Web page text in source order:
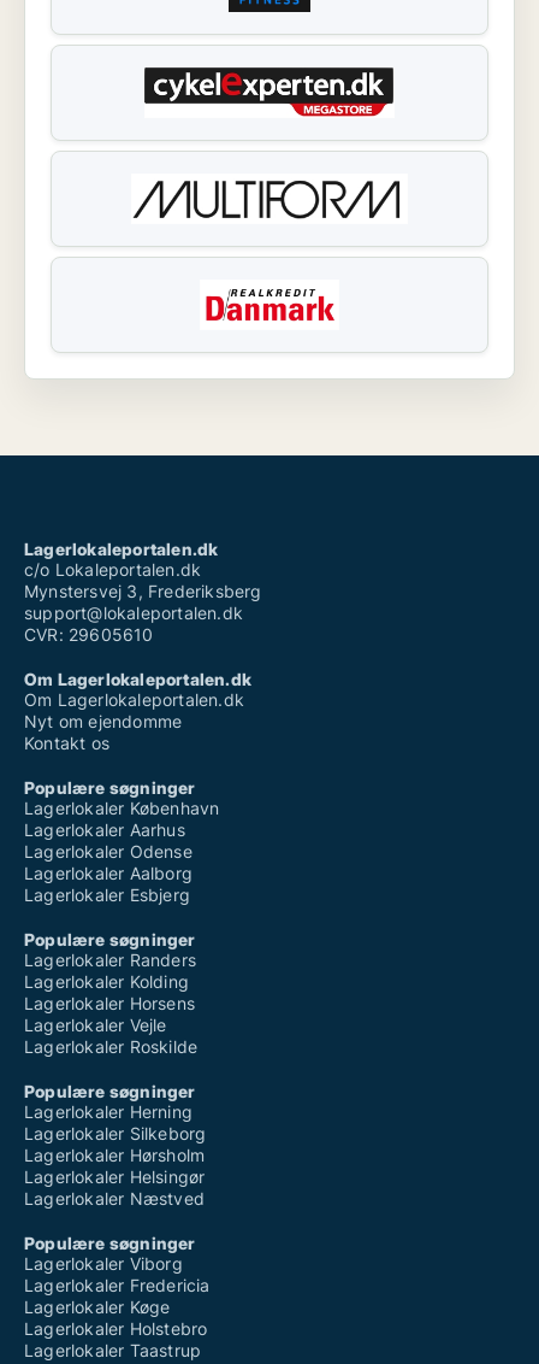
Lagerlokaleportalen.dk
c/o Lokaleportalen.dk
Mynstersvej 3, Frederiksberg
support@lokaleportalen.dk
CVR: 29605610
Om Lagerlokaleportalen.dk
Om Lagerlokaleportalen.dk
Nyt om ejendomme
Kontakt os
Populære søgninger
Lagerlokaler København
Lagerlokaler Aarhus
Lagerlokaler Odense
Lagerlokaler Aalborg
Lagerlokaler Esbjerg
Populære søgninger
Lagerlokaler Randers
Lagerlokaler Kolding
Lagerlokaler Horsens
Lagerlokaler Vejle
Lagerlokaler Roskilde
Populære søgninger
Lagerlokaler Herning
Lagerlokaler Silkeborg
Lagerlokaler Hørsholm
Lagerlokaler Helsingør
Lagerlokaler Næstved
Populære søgninger
Lagerlokaler Viborg
Lagerlokaler Fredericia
Lagerlokaler Køge
Lagerlokaler Holstebro
Lagerlokaler Taastrup